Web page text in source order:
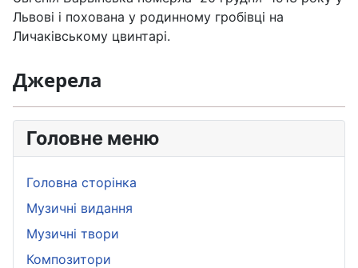
Головне меню
Головна сторінка
Музичні видання
Музичні твори
Композитори
Львові і похована у родинному гробівці на
Личаківському цвинтарі.
Джерела